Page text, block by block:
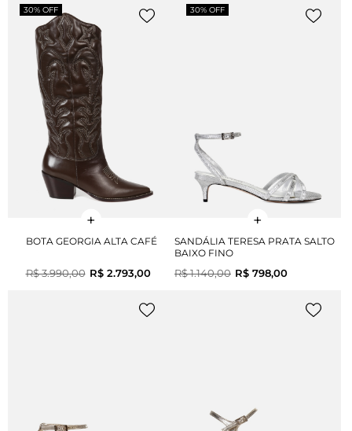
30% OFF
BOTA GEORGIA ALTA CAFÉ
R$ 3.990,00 R$ 2.793,00
30% OFF
SANDÁLIA TERESA PRATA SALTO
BAIXO FINO
R$ 1.140,00 R$ 798,00